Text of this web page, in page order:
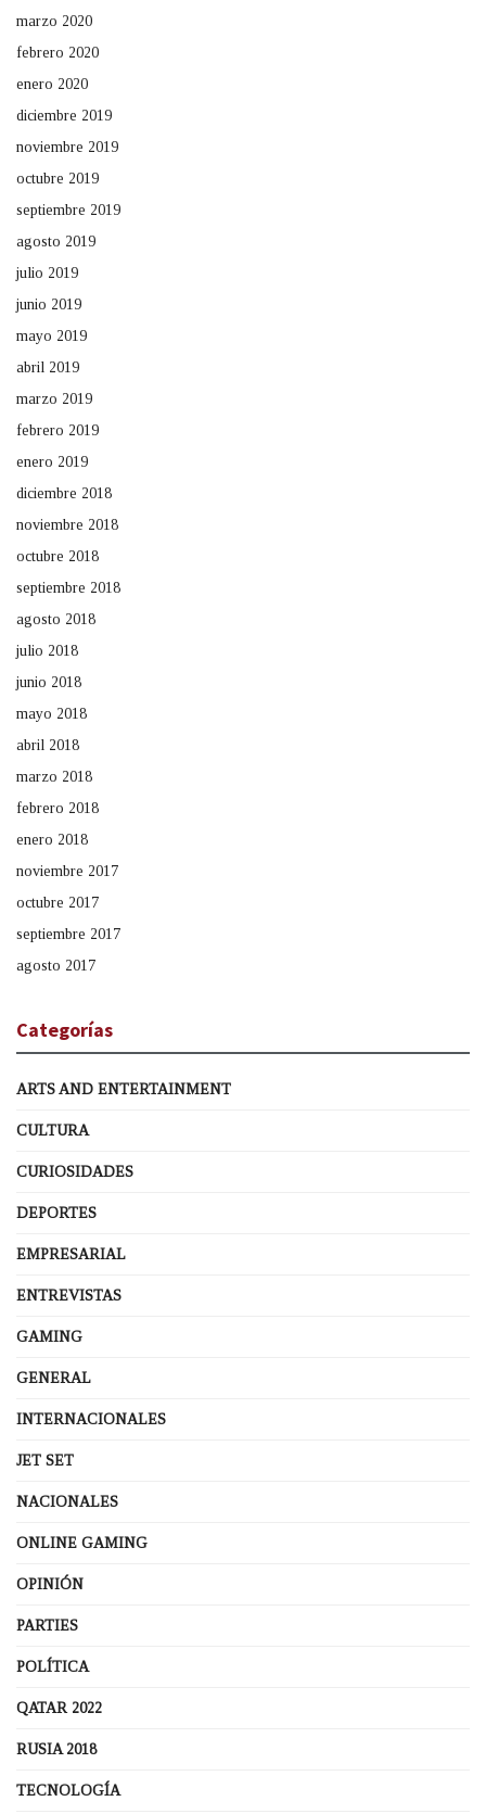
marzo 2020
febrero 2020
enero 2020
diciembre 2019
noviembre 2019
octubre 2019
septiembre 2019
agosto 2019
julio 2019
junio 2019
mayo 2019
abril 2019
marzo 2019
febrero 2019
enero 2019
diciembre 2018
noviembre 2018
octubre 2018
septiembre 2018
agosto 2018
julio 2018
junio 2018
mayo 2018
abril 2018
marzo 2018
febrero 2018
enero 2018
noviembre 2017
octubre 2017
septiembre 2017
agosto 2017
Categorías
ARTS AND ENTERTAINMENT
CULTURA
CURIOSIDADES
DEPORTES
EMPRESARIAL
ENTREVISTAS
GAMING
GENERAL
INTERNACIONALES
JET SET
NACIONALES
ONLINE GAMING
OPINIÓN
PARTIES
POLÍTICA
QATAR 2022
RUSIA 2018
TECNOLOGÍA